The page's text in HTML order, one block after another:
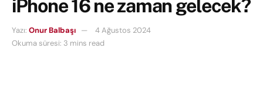
iPhone 16 ne zaman gelecek?
Yazı: Onur Balbaşı
4 Ağustos 2024
Okuma süresi: 3 mins read